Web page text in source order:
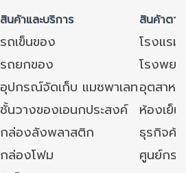
สินค้าและบริการ สินค้าตา
รถเข็นของ
โรงแร
รถยกของ
โรงพย
อุปกรณ์จัดเก็บ แมชพาเลทอุตสาหก
ชั้นวางของเอนกประสงค์
ห้องเย็
กล่องลังพลาสติก
ธุรกิจค้
กล่องโฟม
ศูนย์กร